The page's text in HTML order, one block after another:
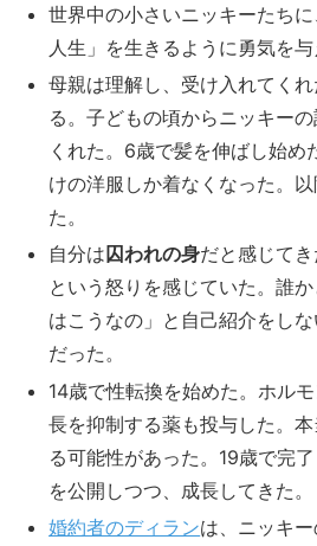
世界中の小さいニッキーたち
人生」を生きるように勇気を与
母親は理解し、受け入れてく
る。子どもの頃からニッキー
くれた。6歳で髪を伸ばし始め
けの洋服しか着なくなった。
た。
自分は 囚われの身だと感じてき
という怒りを感じていた。誰
はこうなの」と自己紹介をし
だった。
14歳で性転換を始めた。ホル
長を抑制する薬も投与した。
る可能性があった。19歳で完
を公開しつつ、成長してきた。
婚約者のディランは、ニッキ